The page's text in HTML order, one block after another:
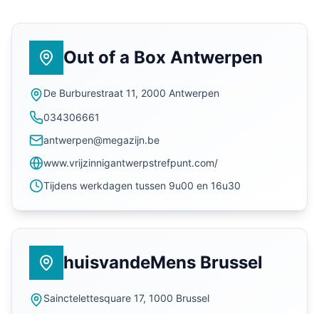
Out of a Box Antwerpen
De Burburestraat 11, 2000 Antwerpen
034306661
antwerpen@megazijn.be
www.vrijzinnigantwerpstrefpunt.com/
Tijdens werkdagen tussen 9u00 en 16u30
huisvandeMens Brussel
Sainctelettesquare 17, 1000 Brussel